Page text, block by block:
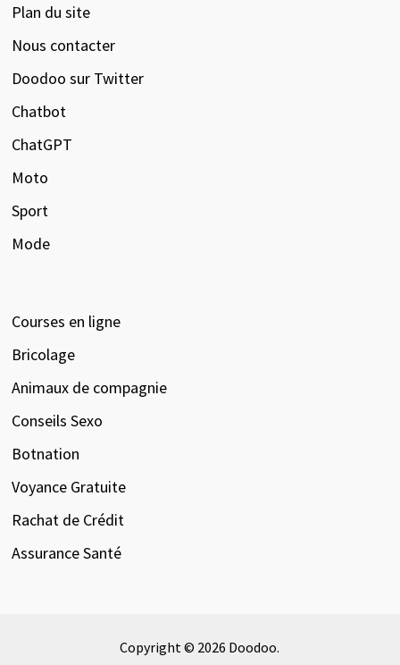
Plan du site
Nous contacter
Doodoo sur Twitter
Chatbot
ChatGPT
Moto
Sport
Mode
Courses en ligne
Bricolage
Animaux de compagnie
Conseils Sexo
Botnation
Voyance Gratuite
Rachat de Crédit
Assurance Santé
Copyright © 2026 Doodoo.